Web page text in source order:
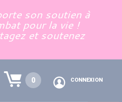
son soutien à
pour la vie !
et soutenez
0 CONNEXION